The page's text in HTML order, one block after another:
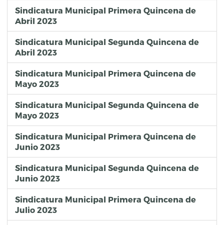
Sindicatura Municipal Primera Quincena de
Abril 2023
Sindicatura Municipal Segunda Quincena de
Abril 2023
Sindicatura Municipal Primera Quincena de
Mayo 2023
Sindicatura Municipal Segunda Quincena de
Mayo 2023
Sindicatura Municipal Primera Quincena de
Junio 2023
Sindicatura Municipal Segunda Quincena de
Junio 2023
Sindicatura Municipal Primera Quincena de
Julio 2023